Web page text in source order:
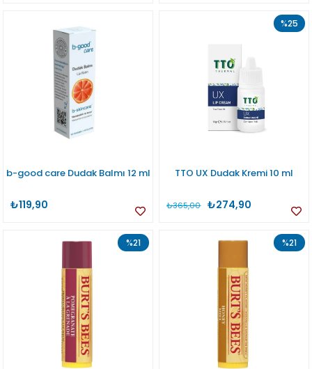
b-good care Dudak Balmı 12 ml
₺119,90
TTO UX Dudak Kremi 10 ml
₺274,90
₺365,00
%25
%21 %21